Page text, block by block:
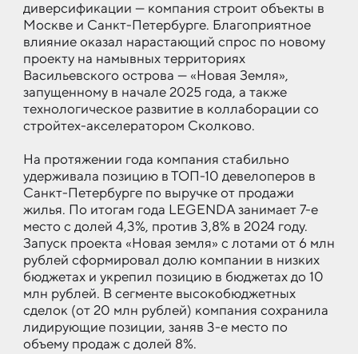
диверсификации — компания строит объекты в
Москве и Санкт-Петербурге. Благоприятное
влияние оказал нарастающий спрос по новому
проекту на намывных территориях
Васильевского острова — «Новая Земля»,
запущенному в начале 2025 года, а также
технологическое развитие в коллаборации со
стройтех-акселератором Сколково.
На протяжении года компания стабильно
удерживала позицию в ТОП-10 девелоперов в
Санкт-Петербурге по выручке от продажи
жилья. По итогам года LEGENDA занимает 7-е
место с долей 4,3%, против 3,8% в 2024 году.
Запуск проекта «Новая земля» с лотами от 6 млн
рублей сформировал долю компании в низких
бюджетах и укрепил позицию в бюджетах до 10
млн рублей. В сегменте высокобюджетных
сделок (от 20 млн рублей) компания сохранила
лидирующие позиции, заняв 3-е место по
объему продаж с долей 8%.